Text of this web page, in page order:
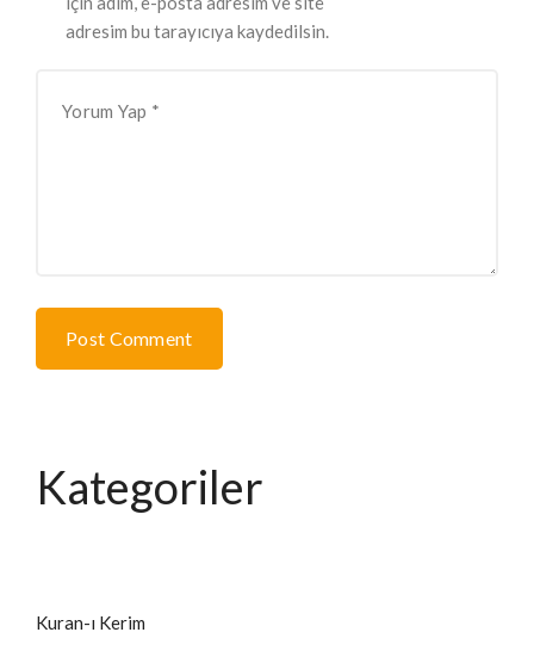
Kategoriler
Kuran-ı Kerim
adresim bu tarayıcıya kaydedilsin.
Post Comment